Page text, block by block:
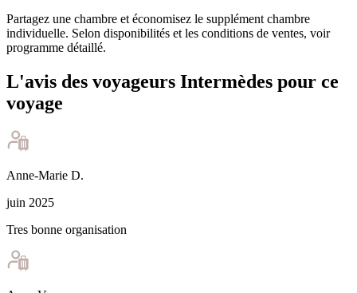
Partagez une chambre et économisez le supplément chambre
individuelle. Selon disponibilités et les conditions de ventes, voir
programme détaillé.
L'avis des voyageurs Intermèdes pour ce
voyage
Anne-Marie D.
juin 2025
Tres bonne organisation